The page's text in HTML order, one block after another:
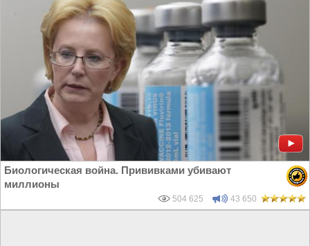
Биологическая война. Прививками убивают
миллионы
504 625 43 650